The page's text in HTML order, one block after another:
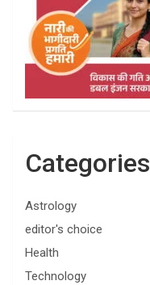
Categories
Astrology
editor's choice
Health
Technology